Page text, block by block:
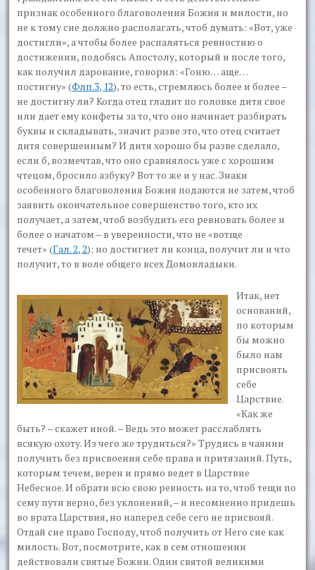
признак особенного благоволения Божия и милости, но
не к тому сие должно располагать, чтоб думать: «Вот, уже
достигли», а чтобы более распаляться ревностию о
достижении, подобясь Апостолу, который и после того,
как получил дарование, говорил:«Гоню… аще…
постигну» (Флп.3, 12), то есть, стремлюсь более и более –
не достигну ли? Когда отец гладит по головке дитя свое
или дает ему конфеты за то, что оно начинает разбирать
буквы и складывать, значит разве это, что отец считает
дитя совершенным? И дитя хорошо бы разве сделало,
если б, возмечтав, что оно сравнялось уже с хорошим
чтецом, бросило азбуку? Вот то же и у нас. Знаки
особенного благоволения Божия подаются не затем, чтоб
заявить окончательное совершенство того, кто их
получает, а затем, чтоб возбудить его ревновать более и
более о начатом – в уверенности, что не«вотще
течет» (Гал. 2, 2); но достигнет ли конца, получит ли и что
получит, то в воле общего всех Домовладыки.
Итак, нет
оснований,
по которым
бы можно
было нам
присвоять
себе
Царствие.
«Как же
быть? – скажет иной. – Ведь это может расслаблять
всякую охоту. Из чего же трудиться?» Трудись в чаянии
получить без присвоения себе права и притязаний. Путь,
которым течем, верен и прямо ведет в Царствие
Небесное. И обрати всю свою ревность на то, чтоб тещи по
сему пути верно, без уклонений, – и несомненно придешь
во врата Царствия, но наперед себе сего не присвояй.
Отдай сие право Господу, чтоб получить от Него сие как
милость. Вот, посмотрите, как в сем отношении
действовали святые Божии. Один святой великими